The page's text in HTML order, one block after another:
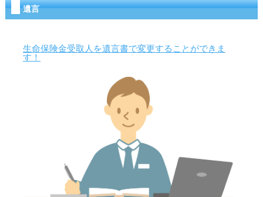
遺言
生命保険金受取人を遺言書で変更することができま
す！